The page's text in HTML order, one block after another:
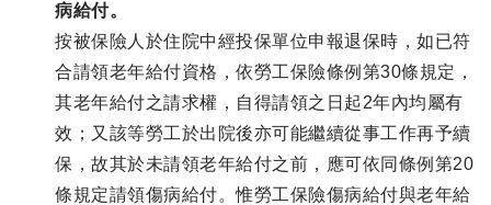
病給付。
按被保險人於住院中經投保單位申報退保時，如已符
合請領老年給付資格，依勞工保險條例第30條規定，
其老年給付之請求權，自得請領之日起2年內均屬有
效；又該等勞工於出院後亦可能繼續從事工作再予續
保，故其於未請領老年給付之前，應可依同條例第20
條規定請領傷病給付。惟勞工保險傷病給付與老年給